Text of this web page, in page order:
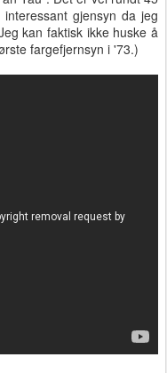
gjensyn da jeg
kan faktisk ikke huske å
fargefjernsyn i '73.)